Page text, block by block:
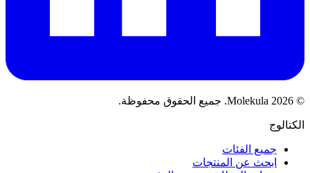
© 2026 Molekula. جميع الحقوق محفوظة.
الكتالوج
جميع الفئات
ابحث عن المنتجات